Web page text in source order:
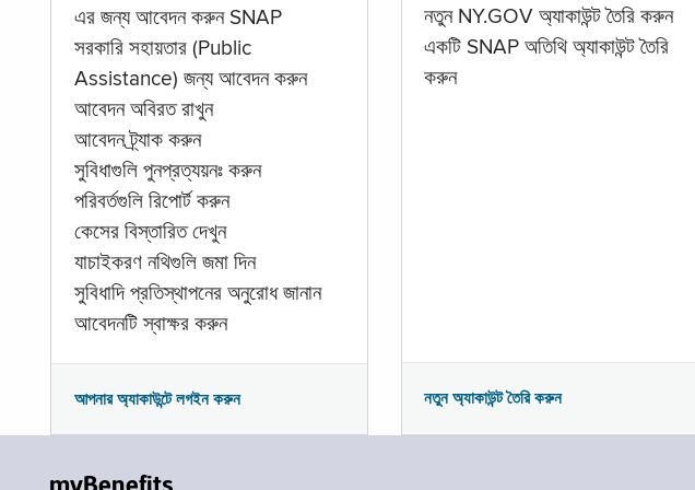
এর জন্য আবেদন করুন SNAP
সরকারি সহায়তার (Public
Assistance) জন্য আবেদন করুন
আবেদন অবিরত রাখুন
আবেদন ট্র্যাক করুন
সুবিধাগুলি পুনপ্রত্যয়নঃ করুন
পরিবর্তগুলি রিপোর্ট করুন
কেসের বিস্তারিত দেখুন
যাচাইকরণ নথিগুলি জমা দিন
সুবিধাদি প্রতিস্থাপনের অনুরোধ জানান
আবেদনটি স্বাক্ষর করুন
আপনার অ্যাকাউন্টে লগইন করুন
নতুন NY.GOV অ্যাকাউন্ট তৈরি করুন
একটি SNAP অতিথি অ্যাকাউন্ট তৈরি
করুন
নতুন অ্যাকাউন্ট তৈরি করুন